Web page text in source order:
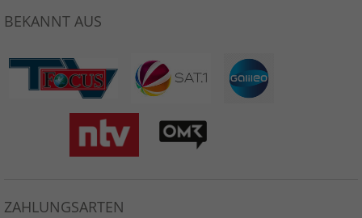
BEKANNT AUS
ZAHLUNGSARTEN